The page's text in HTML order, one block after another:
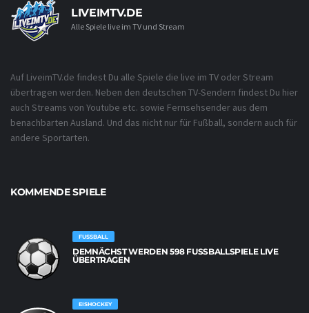
LIVEIMTV.DE
Alle Spiele live im TV und Stream
Auf LiveimTV.de findest Du alle Spiele die live im TV oder Stream
übertragen werden. Neben den deutschen TV-Sendern findest Du hier
auch Streams von Youtube etc. sowie Fernsehsender aus dem
benachbarten Ausland. Und das nicht nur für Fußball, sondern auch für
andere Sportarten.
KOMMENDE SPIELE
FUSSBALL
DEMNÄCHST WERDEN 598 FUSSBALLSPIELE LIVE Ü
BERTRAGEN
EISHOCKEY